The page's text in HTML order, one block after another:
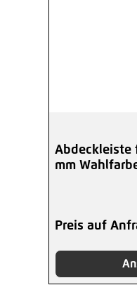
Abdeckleiste
mm
Preis auf